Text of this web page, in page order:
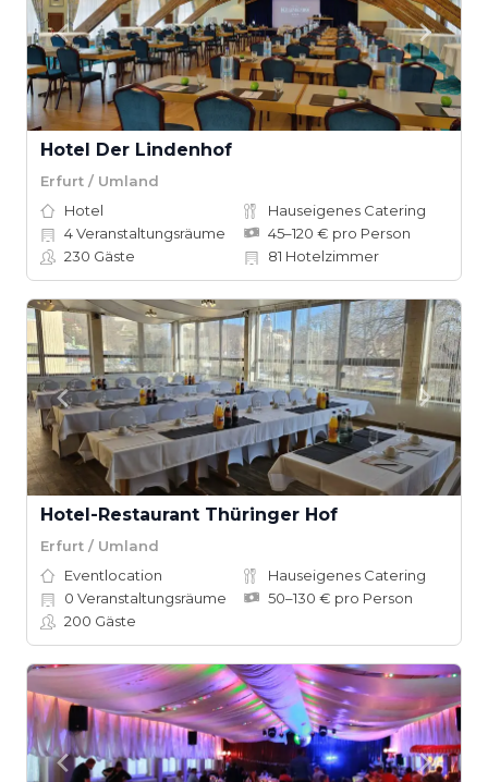
Hotel Der Lindenhof
Erfurt / Umland
Hotel
Hauseigenes Catering
4Veranstaltungsräume
45–120 € pro Person
230 Gäste 81 Hotelzimmer
Hotel-Restaurant Thüringer Hof
Erfurt / Umland
Eventlocation
Hauseigenes Catering
0 Veranstaltungsräume
50–130 € pro Person
200 Gäste